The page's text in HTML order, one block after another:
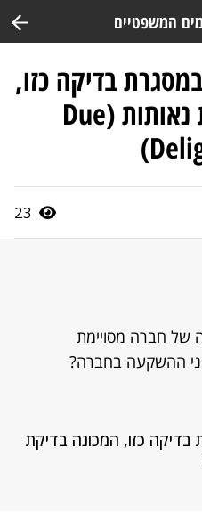
המשפטיים
בדיקה כזו,
המכונה בדיקת נאותות (Due
23
של חברה מסויימת
ההשקעה בחברה?
בדיקה כזו, המכונה בדיקת